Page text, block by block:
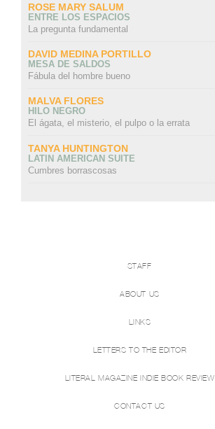
ROSE MARY SALUM
ENTRE LOS ESPACIOS
La pregunta fundamental
DAVID MEDINA PORTILLO
MESA DE SALDOS
Fábula del hombre bueno
MALVA FLORES
HILO NEGRO
El ágata, el misterio, el pulpo o la errata
TANYA HUNTINGTON
LATIN AMERICAN SUITE
Cumbres borrascosas
STAFF
ABOUT US
LINKS
LETTERS TO THE EDITOR
LITERAL MAGAZINE INDIE BOOK REVIEW
CONTACT US